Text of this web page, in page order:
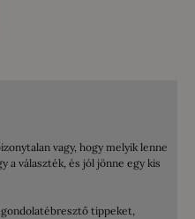
vagy, hogy melyik lenne
a választék, és jól jönne egy kis
tippeket,